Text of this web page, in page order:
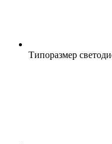
Типоразмер